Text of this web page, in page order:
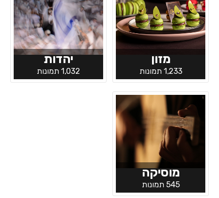
מזון
1,233 תמונות
יהדות
1,032 תמונות
מוסיקה
545 תמונות